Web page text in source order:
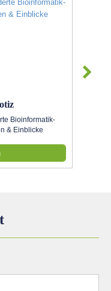
Bioinformatik-
& Einblicke